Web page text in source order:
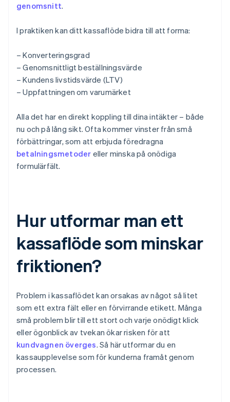
genomsnitt.
I praktiken kan ditt kassaflöde bidra till att forma:
– Konverteringsgrad
– Genomsnittligt beställningsvärde
– Kundens livstidsvärde (LTV)
– Uppfattningen om varumärket
Alla det har en direkt koppling till dina intäkter – både
nu och på lång sikt. Ofta kommer vinster från små
förbättringar, som att erbjuda föredragna
betalningsmetoder eller minska på onödiga
formulärfält.
Hur utformar man ett
kassaflöde som minskar
friktionen?
Problem i kassaflödet kan orsakas av något så litet
som ett extra fält eller en förvirrande etikett. Många
små problem blir till ett stort och varje onödigt klick
eller ögonblick av tvekan ökar risken för att
kundvagnen överges. Så här utformar du en
kassaupplevelse som för kunderna framåt genom
processen.